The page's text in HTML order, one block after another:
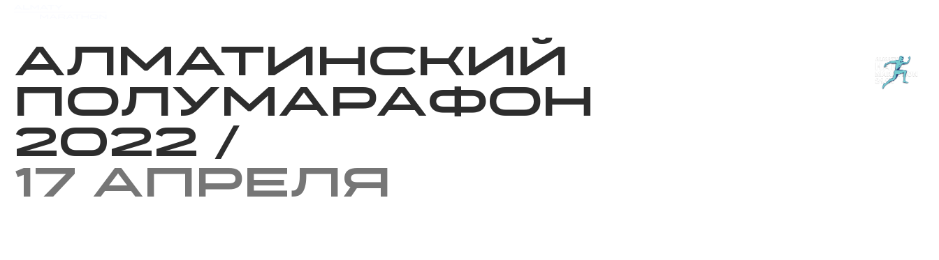
Алматинский
Полумарафон
2022 /
17 апреля